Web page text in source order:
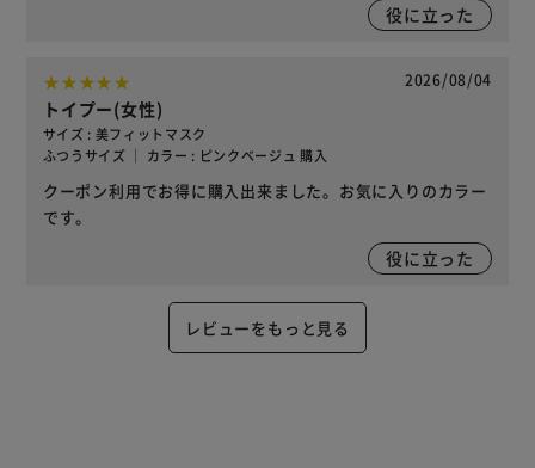
役に立った
2026/08/04
トイプー(女性)
サイズ : 美フィットマスク
ふつうサイズ ｜ カラー : ピンクベージュ 購入
クーポン利用でお得に購入出来ました。お気に入りのカラー
です。
役に立った
レビューをもっと見る